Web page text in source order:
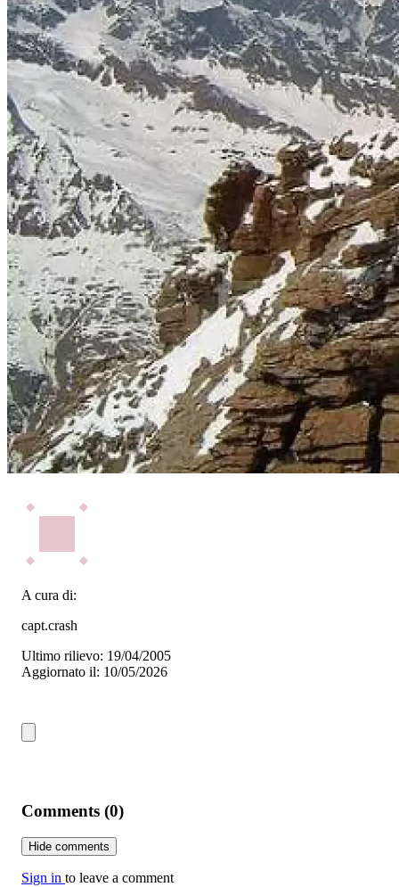
A cura di:
capt.crash
Ultimo rilievo: 19/04/2005
Aggiornato il: 10/05/2026
Comments (0)
Hide comments
Sign in to leave a comment